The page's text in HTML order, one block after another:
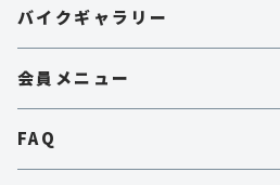
バイクギャラリー
会員メニュー
FAQ